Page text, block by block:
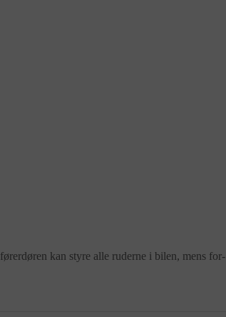
kan styre alle ruderne i bilen, mens